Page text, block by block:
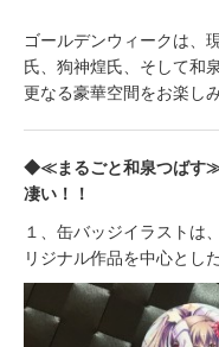
ゴールデンウィークは、
氏、狗神煌氏、そして和
更なる豪華空間をお楽し
◆≪まるごと和泉つばす≫
凄い！！
１、缶バッジイラストは
リジナル作品を中心とし